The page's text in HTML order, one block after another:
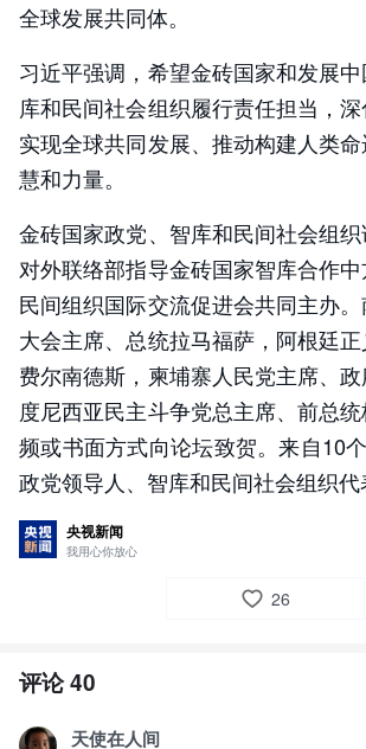
全球发展共同体。
习近平强调，希望金砖国家和发展
库和民间社会组织履行责任担当，
实现全球共同发展、推动构建人类
慧和力量。
金砖国家政党、智库和民间社会组
对外联络部指导金砖国家智库合作
民间组织国际交流促进会共同主办
大会主席、总统拉马福萨，阿根廷
费尔南德斯，柬埔寨人民党主席、
度尼西亚民主斗争党总主席、前总
频或书面方式向论坛致贺。来自10
政党领导人、智库和民间社会组织代
央视新闻
我用心你放心
26
评论40
天使在人间